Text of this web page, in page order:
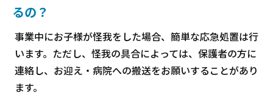
るの？
事業中にお子様が怪我をした場合、簡単な応急処置は行
います。ただし、怪我の具合によっては、保護者の方に
連絡し、お迎え・病院への搬送をお願いすることがあり
ます。